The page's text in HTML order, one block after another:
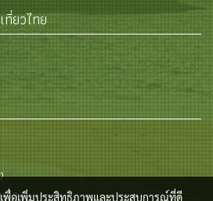
ที่ยวไทย
ปลง
เพื่อเพิ่มประสิทธิภาพและประสบการณ์ที่ดี